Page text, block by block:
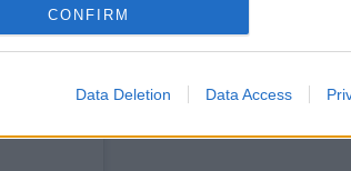
CONFIRM
Data Deletion Data Access